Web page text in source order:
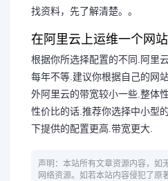
找资料，先了解清楚。。
在阿里云上运维一个网
根据你所选择配置的不同.阿里
每年不等.建议你根据自己的网
外阿里云的带宽较小一些.整体
性价比的话.推荐你选择中小型
下提供的配置更高.带宽更大.
声明：本站所有文章资源内容，如
网络资源。如若本站内容侵犯了原